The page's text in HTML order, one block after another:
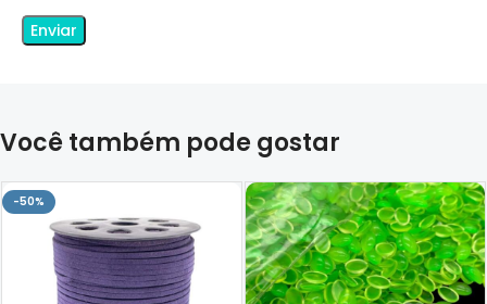
Você também pode gostar
-50%